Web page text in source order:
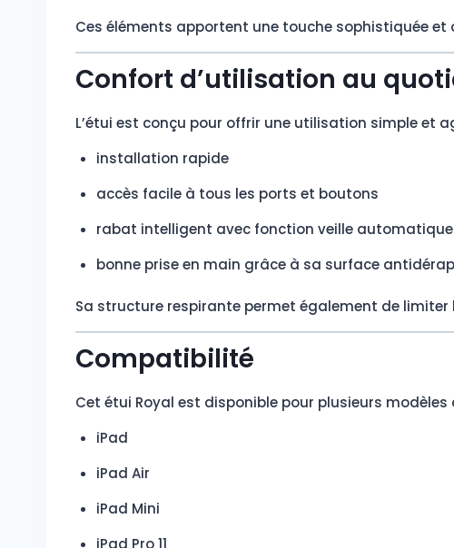
Ces éléments apportent une touche sophistiquée
Confort d’utilisation au
L’étui est conçu pour offrir une utilisation simple et
installation rapide
accès facile à tous les ports et boutons
rabat intelligent avec fonction veille automatique
bonne prise en main grâce à sa surface
Sa structure respirante permet également de
Compatibilité
Cet étui Royal est disponible pour plusieurs modèles
iPad
iPad Air
iPad Mini
iPad Pro 11